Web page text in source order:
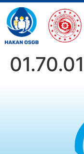
01.70.01